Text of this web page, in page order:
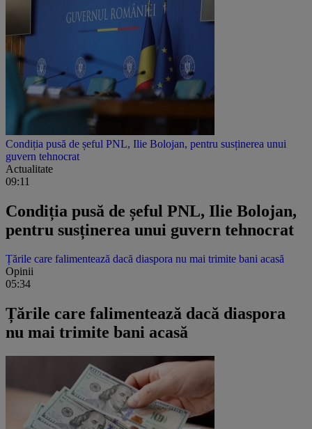
Condiția pusă de șeful PNL, Ilie Bolojan, pentru susținerea unui
guvern tehnocrat
Actualitate
09:11
Condiția pusă de șeful PNL, Ilie Bolojan,
pentru susținerea unui guvern tehnocrat
Țările care falimentează dacă diaspora nu mai trimite bani acasă
Opinii
05:34
Țările care falimentează dacă diaspora
nu mai trimite bani acasă